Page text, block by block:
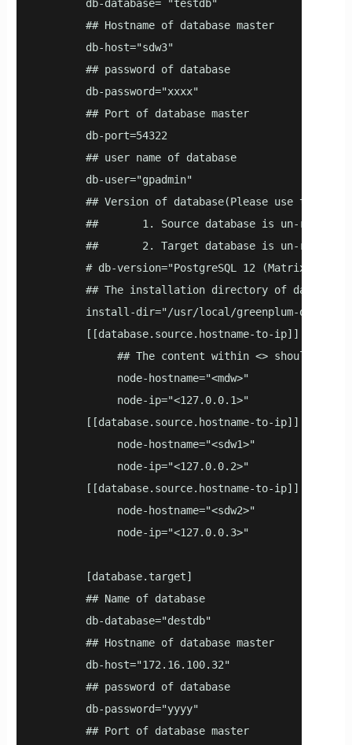
        db-database= "testdb"
        ## Hostname of database master
        db-host="sdw3"
        ## password of database
        db-password="xxxx"
        ## Port of database master
        db-port=54322
        ## user name of database
        db-user="gpadmin"
## Version of database(Please use the
##       1. Source database is un-
##       2. Target database is un-
# db-version="PostgreSQL 12 (MatrixDB
        ## The installation directory of database
install-dir="/usr/local/greenplum-db-
        [[database.source.hostname-to-ip]]
## The content within <> should be
             node-hostname="<mdw>"
             node-ip="<127.0.0.1>"
        [[database.source.hostname-to-ip]]
             node-hostname="<sdw1>"
             node-ip="<127.0.0.2>"
        [[database.source.hostname-to-ip]]
             node-hostname="<sdw2>"
             node-ip="<127.0.0.3>"
        [database.target]
        ## Name of database
        db-database="destdb"
        ## Hostname of database master
        db-host="172.16.100.32"
        ## password of database
        db-password="yyyy"
        ## Port of database master